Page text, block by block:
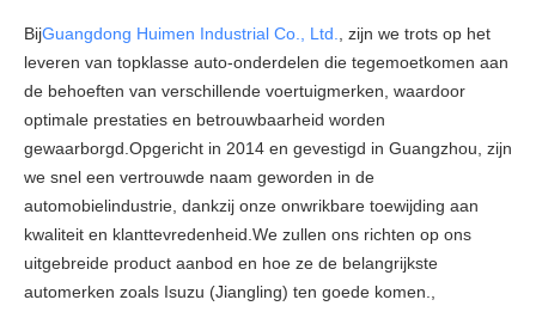
BijGuangdong Huimen Industrial Co., Ltd.
, zijn we trots op het
leveren van topklasse auto-onderdelen die tegemoetkomen aan
de behoeften van verschillende voertuigmerken, waardoor
optimale prestaties en betrouwbaarheid worden
gewaarborgd.Opgericht in 2014 en gevestigd in Guangzhou, zijn
we snel een vertrouwde naam geworden in de
automobielindustrie, dankzij onze onwrikbare toewijding aan
kwaliteit en klanttevredenheid.We zullen ons richten op ons
uitgebreide product aanbod en hoe ze de belangrijkste
automerken zoals Isuzu (Jiangling) ten goede komen.,